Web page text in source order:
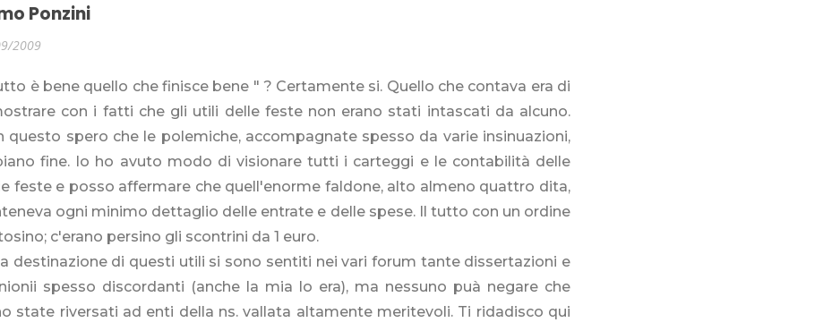
Ponzini
2009
è bene quello che finisce bene " ? Certamente si. Quello che contava era di
con i fatti che gli utili delle feste non erano stati intascati da alcuno.
questo spero che le polemiche, accompagnate spesso da varie insinuazioni,
fine. Io ho avuto modo di visionare tutti i carteggi e le contabilità delle
feste e posso affermare che quell'enorme faldone, alto almeno quattro dita,
ogni minimo dettaglio delle entrate e delle spese. Il tutto con un ordine
c'erano persino gli scontrini da 1 euro.
destinazione di questi utili si sono sentiti nei vari forum tante dissertazioni e
spesso discordanti (anche la mia lo era), ma nessuno puà negare che
state riversati ad enti della ns. vallata altamente meritevoli. Ti ridadisco qui